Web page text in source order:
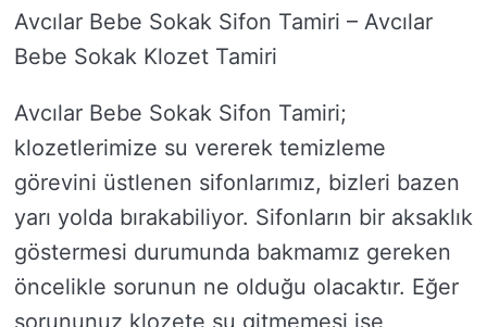
Avcılar Bebe Sokak Sifon Tamiri – Avcılar
Bebe Sokak Klozet Tamiri
Avcılar Bebe Sokak Sifon Tamiri;
klozetlerimize su vererek temizleme
görevini üstlenen sifonlarımız, bizleri bazen
yarı yolda bırakabiliyor. Sifonların bir aksaklık
göstermesi durumunda bakmamız gereken
öncelikle sorunun ne olduğu olacaktır. Eğer
sorununuz klozete su gitmemesi ise